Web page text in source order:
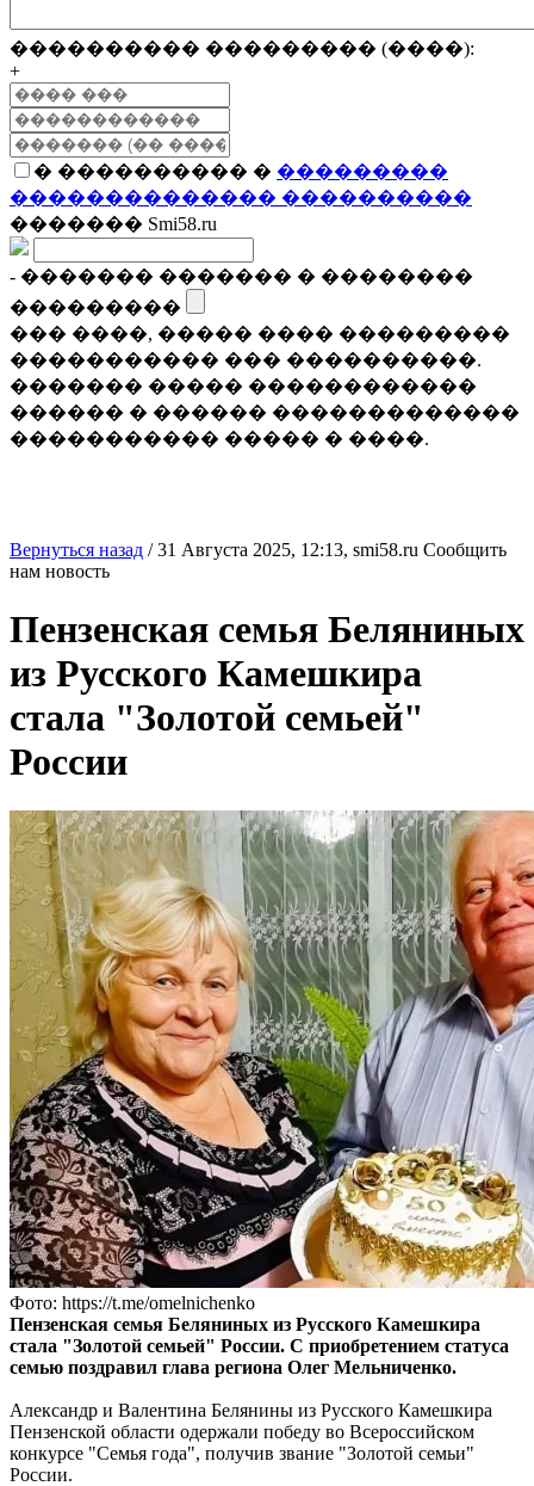
���������� ��������� (����):
+
� ���������� � ���������
�������������� ����������
������� Smi58.ru
- ������� ������� � ��������
���������
��� ����, ����� ���� ���������
����������� ��� ����������.
������� ����� ������������
������ � ������ �������������
����������� ����� � ����.
Вернуться назад /31 Августа 2025, 12:13, smi58.ru Сообщить
нам новость
Пензенская семья Беляниных
из Русского Камешкира
стала "Золотой семьей"
России
Фото: https://t.me/omelnichenko
Пензенская семья Беляниных из Русского Камешкира
стала "Золотой семьей" России. С приобретением статуса
семью поздравил глава региона Олег Мельниченко.
Александр и Валентина Белянины из Русского Камешкира
Пензенской области одержали победу во Всероссийском
конкурсе "Семья года", получив звание "Золотой семьи"
России.